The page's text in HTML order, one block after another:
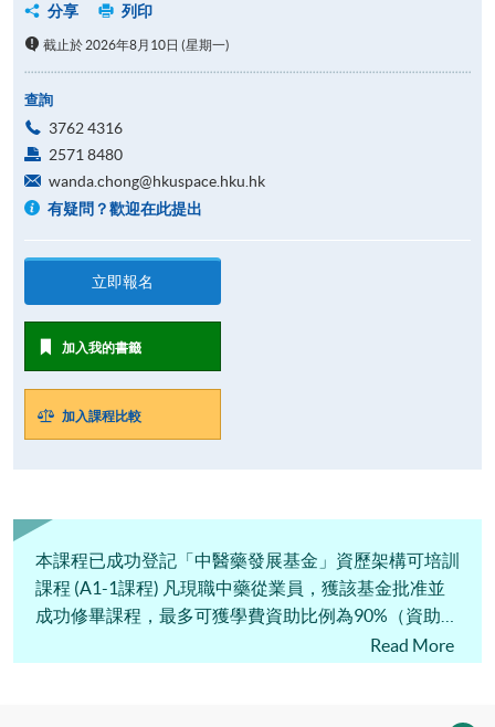
分享
列印
截止於 2026年8月10日 (星期一)
查詢
3762 4316
2571 8480
wanda.chong@hkuspace.hku.hk
有疑問？歡迎在此提出
立即報名
加入我的書籤
加入課程比較
本課程已成功登記「中醫藥發展基金」資歷架構可培訓
課程 (A1-1課程) 凡現職中藥從業員，獲該基金批准並
成功修畢課程，最多可獲學費資助比例為90%（資助上
Read More